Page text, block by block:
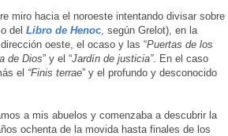
miro hacia el noroeste intentando divisar sobre
del Libro de Henoc, según Grelot), en la
oeste, el ocaso y las “Puertas de los
de Dios” y el “Jardín de justicia”. En el caso
el “Finis terrae” y el profundo y desconocido
a mis abuelos y comenzaba a descubrir la
ochenta de la movida hasta finales de los